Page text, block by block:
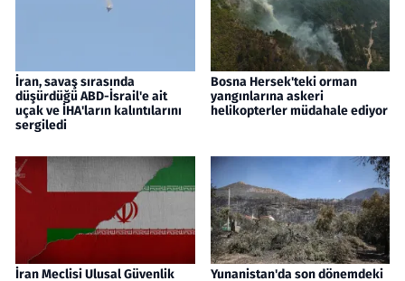
İran, savaş sırasında
düşürdüğü ABD-İsrail'e ait
uçak ve İHA'ların kalıntılarını
sergiledi
Bosna Hersek'teki orman
yangınlarına askeri
helikopterler müdahale ediyor
İran Meclisi Ulusal Güvenlik
Yunanistan'da son dönemdeki